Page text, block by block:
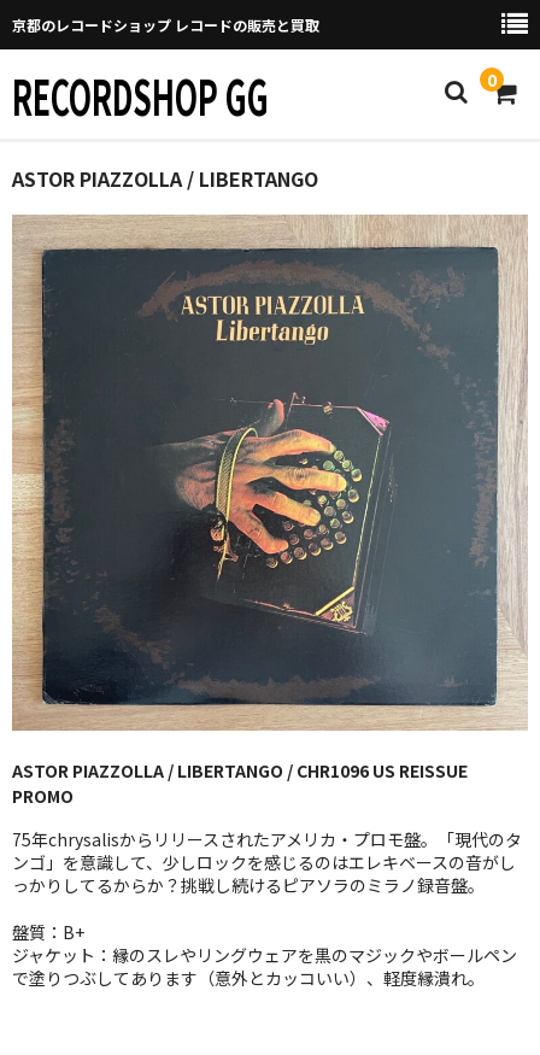
京都のレコードショップ レコードの販売と買取
RECORDSHOP GG 0
Home
マイページ
GGについて
買取について
取り置きなどについて
Categories
New Arrivals
新譜
GG RECORD （当店のレーベル）
全商品
JAZZ-US
BLUE NOTE
JAZZ-EU
JAZZ-JP
JAZZ-VOCAL
J-POP
ROCK
ASTOR PIAZZOLLA / LIBERTANGO
ASTOR PIAZZOLLA / LIBERTANGO / CHR1096 US REISSUE
PROMO
75年chrysalisからリリースされたアメリカ・プロモ盤。「現代のタ
ンゴ」を意識して、少しロックを感じるのはエレキベースの音がし
っかりしてるからか？挑戦し続けるピアソラのミラノ録音盤。
盤質：B+
ジャケット：縁のスレやリングウェアを黒のマジックやボールペン
で塗りつぶしてあります（意外とカッコいい）、軽度縁潰れ。